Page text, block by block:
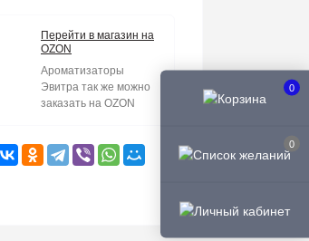
0
0
Перейти в магазин на
OZON
Ароматизаторы
Эвитра так же можно
заказать на OZON